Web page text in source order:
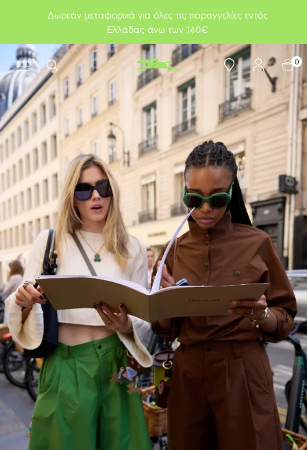
Δωρεάν μεταφορικά για όλες τις παραγγελίες εντός
Ελλάδας άνω των 140€
0